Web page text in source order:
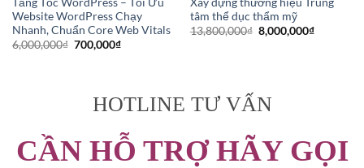
Website WordPress Chạy
Nhanh, Chuẩn Core Web Vitals
6,000,000₫ Giá
700,000₫Giá
tâm thể dục thẩm mỹ
13,800,000₫ Giá
gốc
8,000,000₫Giá
HOTLINE TƯ VẤN
CẦN HỖ TRỢ HÃY GỌI